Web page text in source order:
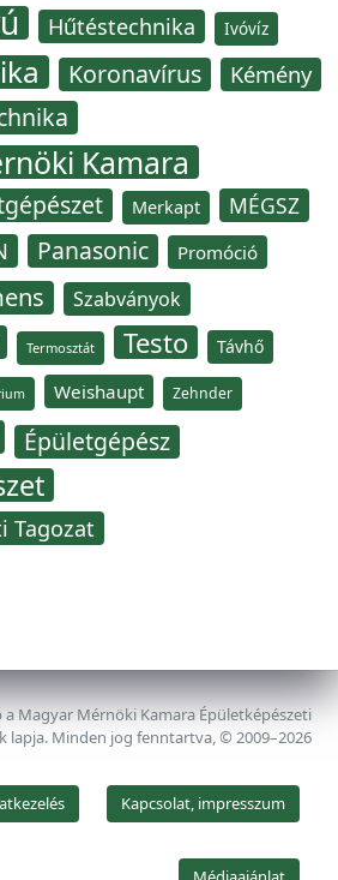
Hűtéstechnika Ivóvíz
Koronavírus Kémény
Kamara
Merkapt MÉGSZ
Panasonic Promóció
Szabványok
Termosztát Testo Távhő
Weishaupt Zehnder
Épületgépész
Tagozat
a Magyar Mérnöki Kamara Épületképészeti
lapja. Minden jog fenntartva, © 2009–2026
Kapcsolat, impresszum